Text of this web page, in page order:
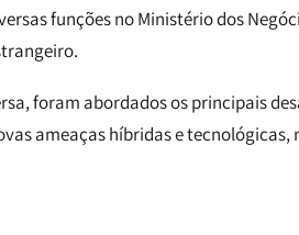
funções no Ministério dos
foram abordados os principais
ameaças híbridas e